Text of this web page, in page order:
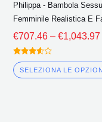
Philippa - Bambola
Femminile Realistica E
€707.46 – €1,043.97
Valutato
3.50
fuori da
SELEZIONA LE